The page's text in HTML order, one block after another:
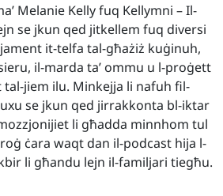
Melanie Kelly fuq Kellymni – Il-
se jkun qed jitkellem fuq diversi
it-telfa tal-għażiż kuġinuh,
il-marda ta’ ommu u l-proġett
jiem ilu. Minkejja li nafuh fil-
se jkun qed jirrakkonta bl-iktar
li għadda minnhom tul
ċara waqt dan il-podcast hija l-
li għandu lejn il-familjari tiegħu.